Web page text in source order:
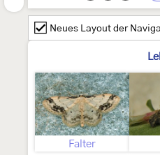
Neues Layout der
Falter